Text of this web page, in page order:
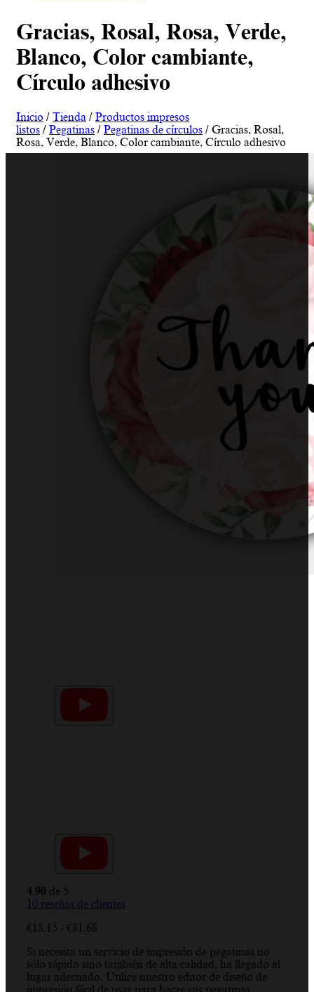
Gracias, Rosal, Rosa, Verde,
Blanco, Color cambiante,
Círculo adhesivo
Inicio / Tienda / Productos impresos
listos / Pegatinas / Pegatinas de círculos / Gracias, Rosal,
Rosa, Verde, Blanco, Color cambiante, Círculo adhesivo
4.90 de 5
10 reseñas de clientes
€18.15 - €81.68
precios:
desde
€18.15
Si necesita un servicio de impresión de pegatinas no
sólo rápido sino también de alta calidad, ha llegado al
lugar adecuado. Utilice nuestro editor de diseño de